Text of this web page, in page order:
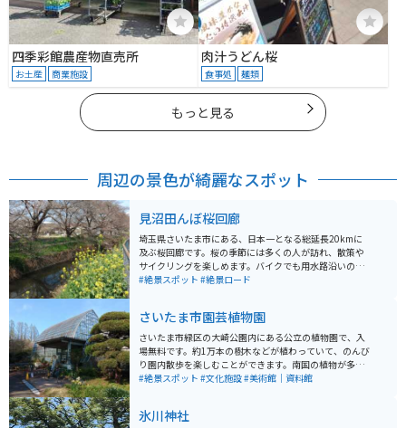
四季彩館農産物直売所
お土産 商業施設
肉汁うどん桜
食事処 麺類
もっと見る
周辺の景色が綺麗なスポット
見沼田んぼ桜回廊
埼玉県さいたま市にある、日本一となる総延長20kmに
及ぶ桜回廊です。桜の季節には多くの人が訪れ、散策や
サイクリングを楽しめます。バイクでも用水路沿いの道
や農道を通りながら、桜や菜の花を眺めることが可能で
っている眺望は、ちょっとシュールです。
#絶景スポット #絶景ロード
さいたま市園芸植物園
さいたま市緑区の大崎公園内にある公立の植物園で、入
場無料です。約1万本の樹木などが植わっていて、のんび
り園内散歩を楽しむことができます。南国の植物が多数
観察できる温室は、残念ながら2025年5月末で閉館にな
#絶景スポット #文化施設#美術館｜資料館
氷川神社